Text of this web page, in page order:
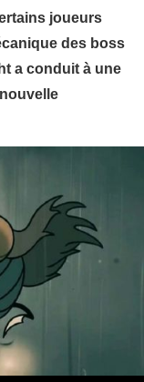
joueurs
des boss
a conduit à une